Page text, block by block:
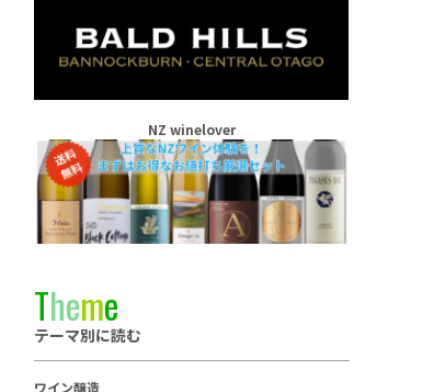
NZ winelover
Theme
テーマ別に読む
ワイン醸造